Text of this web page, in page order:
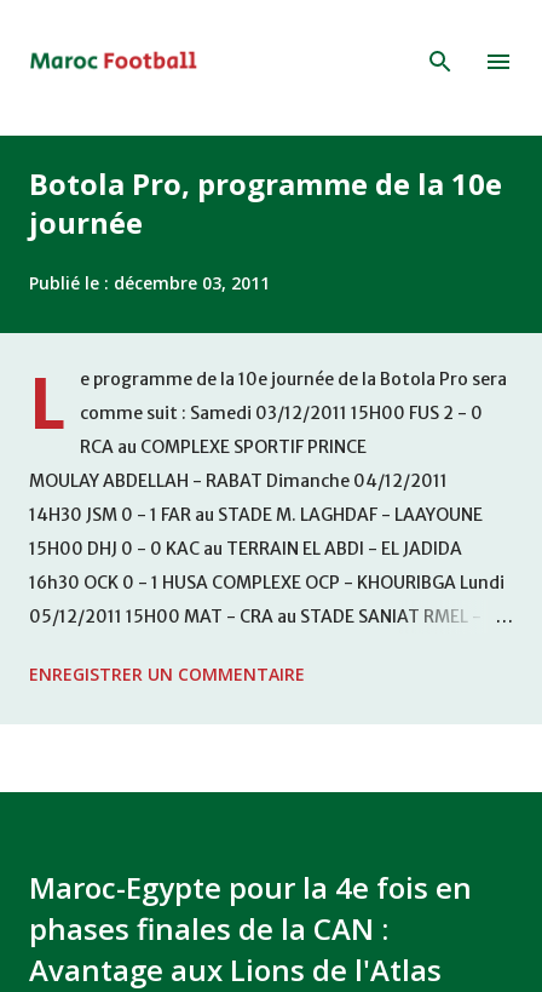
Botola Pro, programme de la 10e
journée
Publié le : décembre 03, 2011
L
e programme de la 10e journée de la Botola Pro sera
comme suit : Samedi 03/12/2011 15H00 FUS 2 - 0
RCA au COMPLEXE SPORTIF PRINCE
MOULAY ABDELLAH - RABAT Dimanche 04/12/2011
14H30 JSM 0 - 1 FAR au STADE M. LAGHDAF - LAAYOUNE
15H00 DHJ 0 - 0 KAC au TERRAIN EL ABDI - EL JADIDA
16h30 OCK 0 - 1 HUSA COMPLEXE OCP - KHOURIBGA Lundi
05/12/2011 15H00 MAT - CRA au STADE SANIAT RMEL -
KHEMISET Mardi 06/12/2011 15H00 WAF - OCS au
ENREGISTRER UN COMMENTAIRE
Maroc-Egypte pour la 4e fois en
phases finales de la CAN :
Avantage aux Lions de l'Atlas